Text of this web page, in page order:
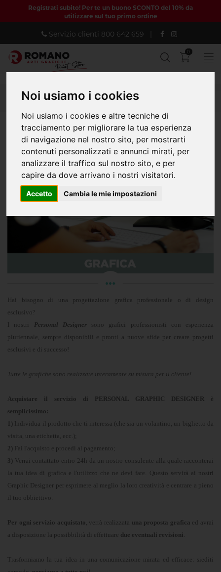
Noi usiamo i cookies
Noi usiamo i cookies e altre tecniche di
tracciamento per migliorare la tua esperienza
di navigazione nel nostro sito, per mostrarti
contenuti personalizzati e annunci mirati, per
analizzare il traffico sul nostro sito, e per
capire da dove arrivano i nostri visitatori.
Accetto Cambia le mie impostazioni
Registrati subito! Per te un buono SCONTO del 10% da
utilizzare sul tuo primo ordine
Servizio clienti 800 642 659
0
Home PERSONAL GRAPHIC DESIGNER
Hai bisogno di una progettazione grafica professionale o di design
esclusivo?
I nostri Personal Designersono grafici professionisti con esperienza
pluriennale, sempre disponibili e pronti a nuove sfide per creare progetti
esclusivi e di successo!
Tutte le grafiche sono realizzate interamente su misura per il cliente!
Acquistare il servizio di PERSONAL GRAPHIC DESIGNER è
semplicissimo:
1) Individua il prodotto che ti interessa (che sia un volantino, un biglietto da
visita, una etichetta, ecc.);
2) Fai l'acquisto e procedi al pagamento;
3) Verrai contattato entro 24h da un nostro consulente alla quale racconterai
la tua idea di grafica e l'utilizzo che ne devi fare. Questo servirà ai nostri
Graphic Designer per esprimere al meglio la loro creatività e centrare a pieno
il tuo obbiettivo.
Per ogni servizio acquistato, verrà realizzata una proposta grafica ed avrai
a disposizione la possibbilità di effettuare due eventuali revisioni
Trasformiamo la tua idea in una comunicazione mirata ed efficace: siediti